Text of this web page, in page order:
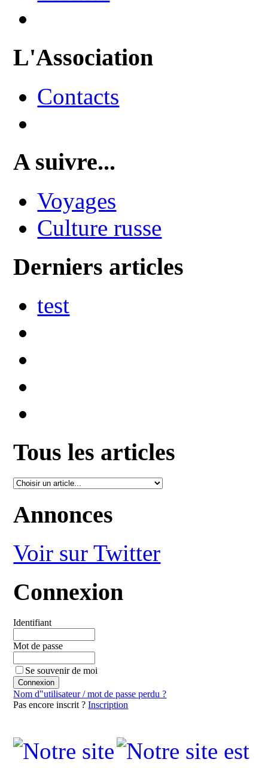
L'Association
Contacts
A suivre...
Voyages
Culture russe
Derniers articles
test
Tous les articles
Annonces
Voir sur Twitter
Connexion
Identifiant
Mot de passe
Se souvenir de moi
Nom d"utilisateur / mot de passe perdu ?
Pas encore inscrit ?Inscription